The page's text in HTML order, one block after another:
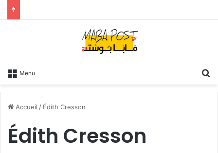
Menu
Accueil / Édith Cresson
Édith Cresson